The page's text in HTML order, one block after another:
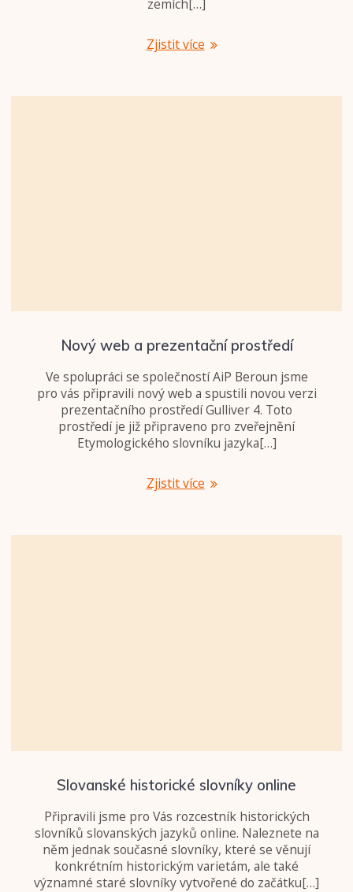
zemích[…]
Zjistit více
Nový web a prezentační prostředí
Ve spolupráci se společností AiP Beroun jsme
pro vás připravili nový web a spustili novou verzi
prezentačního prostředí Gulliver 4. Toto
prostředí je již připraveno pro zveřejnění
Etymologického slovníku jazyka[…]
Zjistit více
Slovanské historické slovníky online
Připravili jsme pro Vás rozcestník historických
slovníků slovanských jazyků online. Naleznete na
něm jednak současné slovníky, které se věnují
konkrétním historickým varietám, ale také
významné staré slovníky vytvořené do začátku[…]